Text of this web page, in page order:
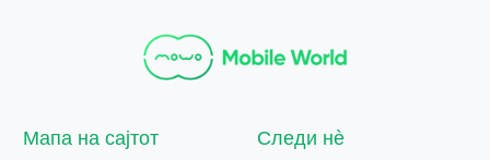
Мапа на сајтот Следи нè